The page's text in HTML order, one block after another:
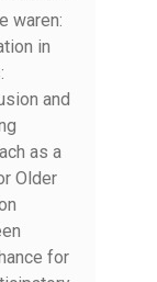
waren:
in
and
as a
Older
for